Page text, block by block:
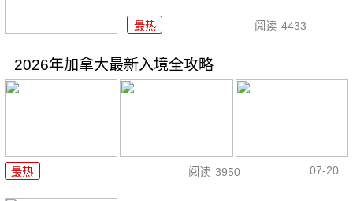
最热 阅读 4433
2026年加拿大最新入境全攻略
最热 阅读 3950 07-20